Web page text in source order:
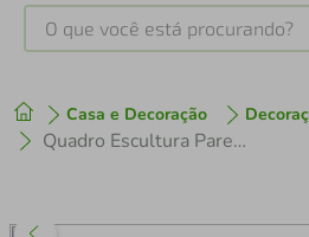
O que você está procurando?
Casa e Decoração
Quadro Escultura Parede Conjunto de Pássaros 137x314 Areia
1º tenis